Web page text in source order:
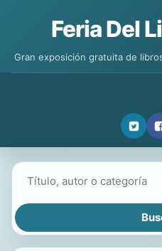
Feria Del
Gran exposición gratuita de